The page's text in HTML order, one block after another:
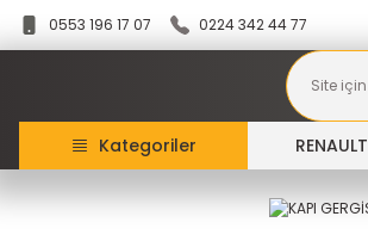
0553 196 17 07 0224 342 44 77
Kategoriler RENAULT